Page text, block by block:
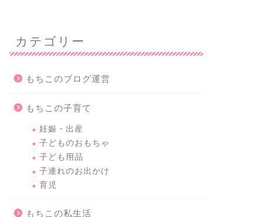
ヤフーショッピング食品500円オフ
クーポンもらえる！
カテゴリー
もちこのブログ運営
もちこの子育て
妊娠・出産
子どものおもちゃ
子ども用品
子連れのお出かけ
育児
もちこの私生活